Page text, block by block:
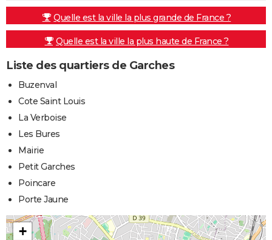
Quelle est la ville la plus grande de France ?
Quelle est la ville la plus haute de France ?
Liste des quartiers de Garches
Buzenval
Cote Saint Louis
La Verboise
Les Bures
Mairie
Petit Garches
Poincare
Porte Jaune
+